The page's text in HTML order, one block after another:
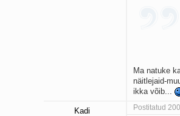
Ma natuke
näitlejaid-
ikka võib...
Kadi Postitatud